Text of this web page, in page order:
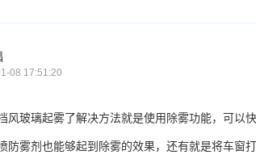
08 17:51:20
风玻璃起雾了解决方法就是使用除雾功能，可以
防雾剂也能够起到除雾的效果，还有就是将车窗打